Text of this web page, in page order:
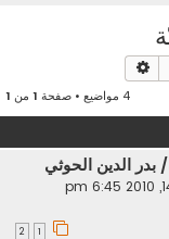
بحث
4 مواضيع • صفحة 1 من 1
بدر الدين الحوثي
1
2